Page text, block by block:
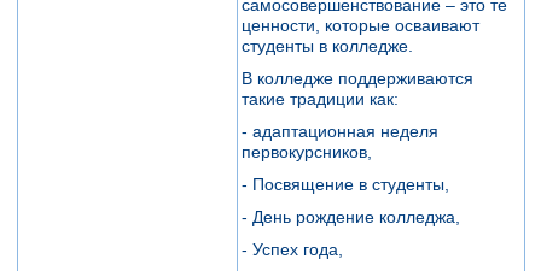
самосовершенствование – это те
ценности, которые осваивают
студенты в колледже.
В колледже поддерживаются
такие традиции как:
- адаптационная неделя
первокурсников,
- Посвящение в студенты,
- День рождение колледжа,
- Успех года,